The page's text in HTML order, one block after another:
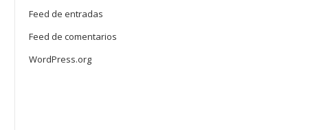
Feed de entradas
Feed de comentarios
WordPress.org